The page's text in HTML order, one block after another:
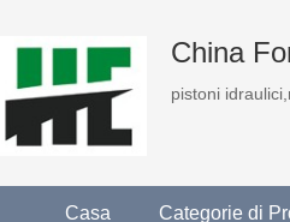
China
pistoni
Casa Categorie di